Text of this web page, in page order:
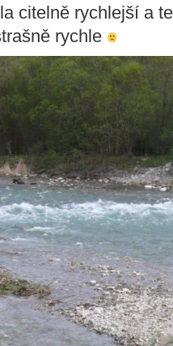
citelně rychlejší a
rychle